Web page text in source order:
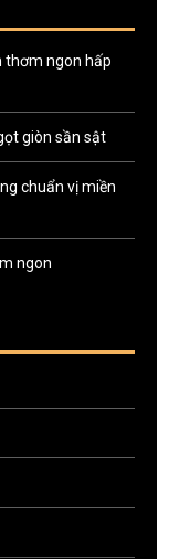
thơm ngon hấp
giòn sần sật
chuẩn vị miền
ngon